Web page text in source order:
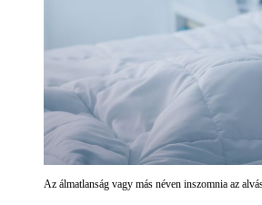
Az álmatlanság vagy más néven inszomnia az